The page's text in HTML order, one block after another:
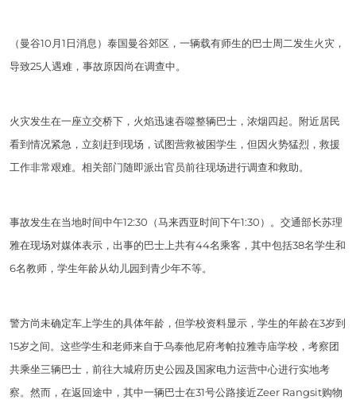
（曼谷10月1日消息）泰国曼谷郊区，一辆载有师生的巴士周二发生火灾，
导致25人遇难，事故原因尚在调查中。
火灾发生在一座立交桥下，火焰迅速吞噬整辆巴士，浓烟四起。附近居民
看到情况紧急，立刻赶到现场，试图营救被困学生，但因火势猛烈，救援
工作非常艰难。相关部门随即派出官员前往现场进行调查和救助。
事故发生在当地时间中午12:30（马来西亚时间下午1:30）。交通部长苏理
雅在现场对媒体表示，出事的巴士上共有44名乘客，其中包括38名学生和
6名教师，学生年龄从幼儿园到青少年不等。
警方尚未确定车上学生的具体年龄，但学校资料显示，学生的年龄在3岁到
15岁之间。这些学生和老师来自于乌泰他尼府考帕拉雅寺庙学校，考察团
共乘坐三辆巴士，前往大城府历史公园及国家电力运营中心进行实地考
察。然而，在返回途中，其中一辆巴士在31号公路接近Zeer Rangsit购物